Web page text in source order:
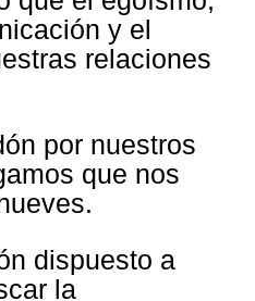
y el
relaciones
por nuestros
que nos
dispuesto a
la